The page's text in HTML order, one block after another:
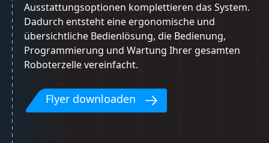
Ausstattungsoptionen komplettieren das System.
Dadurch entsteht eine ergonomische und
übersichtliche Bedienlösung, die Bedienung,
Programmierung und Wartung Ihrer gesamten
Roboterzelle vereinfacht.
Flyer downloaden